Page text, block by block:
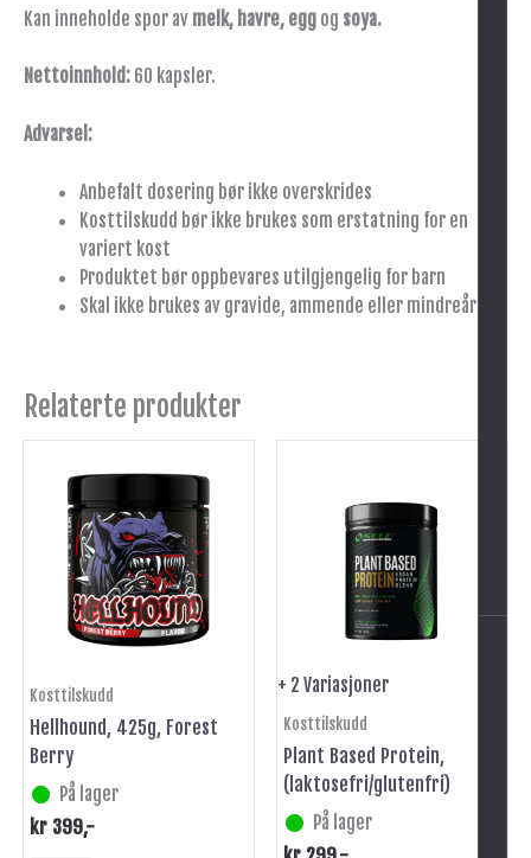
Kan inneholde spor av melk, havre, egg og soya.
Nettoinnhold: 60 kapsler.
Advarsel:
Anbefalt dosering bør ikke overskrides
Kosttilskudd bør ikke brukes som erstatning for en
variert kost
Produktet bør oppbevares utilgjengelig for barn
Skal ikke brukes av gravide, ammende eller mindreårige
Relaterte produkter
Kosttilskudd
Hellhound, 425g, Forest
Berry
På lager
kr 399,-
+ 2 Variasjoner
Kosttilskudd
Plant Based Protein,
(laktosefri/glutenfri)
På lager
har
flere
varianter.
Alternativene
kan
på
produktsiden